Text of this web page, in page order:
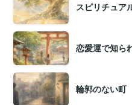
スピリチュア
恋愛運で知ら
輪郭のない町